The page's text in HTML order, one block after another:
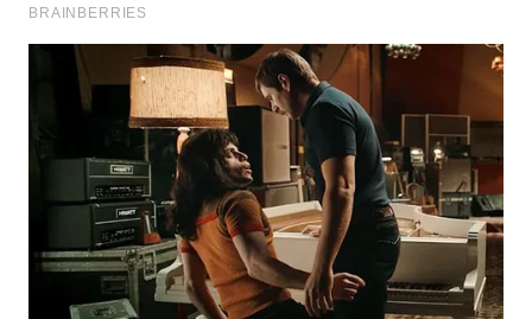
KEPULAUAN
WN
TANGERANG
BINJAI
WN
CIREBON